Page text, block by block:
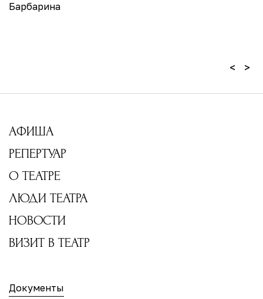
Барбарина
< >
АФИША
РЕПЕРТУАР
О ТЕАТРЕ
ЛЮДИ ТЕАТРА
НОВОСТИ
ВИЗИТ В ТЕАТР
Документы